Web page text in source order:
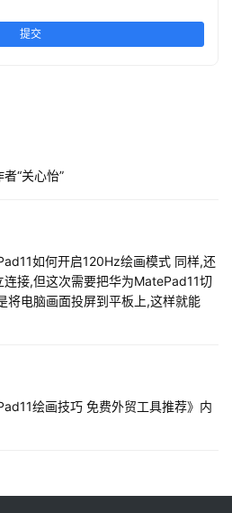
提交
“关心怡”
如何开启120Hz绘画模式 同样,还
接,但这次需要把华为MatePad11切
将电脑画面投屏到平板上,这样就能
绘画技巧 免费外贸工具推荐》内